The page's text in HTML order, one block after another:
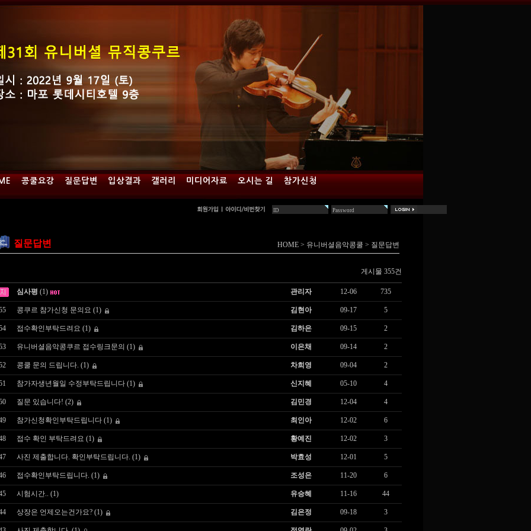
콩쿨요강 질문답변 입상결과 갤러리 미디어자료 오시는 길 참가신청
질문답변 HOME > 유니버셜음악콩쿨 > 질문답변
게시물 355건
심사평 (1) 관리자 12-06 735
콩쿠르 참가신청 문의요 (1) 김현아 09-17 5
접수확인부탁드려요 (1) 김하은 09-15 2
유니버셜음악콩쿠르 접수링크문의 (1) 이은채 09-14 2
콩쿨 문의 드립니다. (1) 차희영 09-04 2
참가자생년월일 수정부탁드립니다 (1) 신지혜 05-10 4
질문 있습니다! (2) 김민경 12-04 4
참가신청확인부탁드립니다 (1) 최인아 12-02 6
접수 확인 부탁드려요 (1) 황예진 12-02 3
사진 제출합니다. 확인부탁드립니다. (1) 박효성 12-01 5
접수확인부탁드립니다. (1) 조성은 11-20 6
시험시간.. (1) 유승혜 11-16 44
상장은 언제오는건가요? (1) 김은정 09-18 3